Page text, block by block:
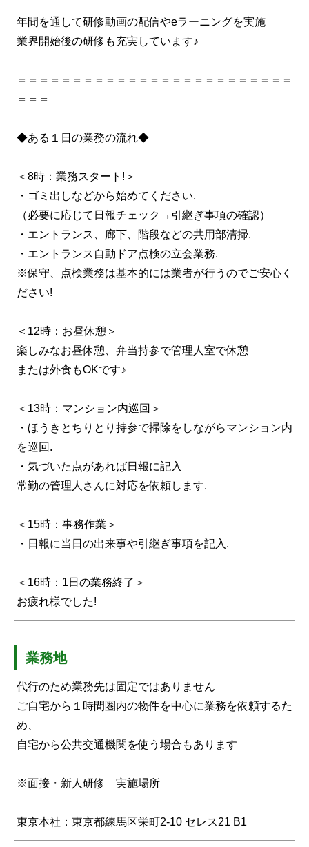
年間を通して研修動画の配信やeラーニングを実施
業界開始後の研修も充実しています♪
＝＝＝＝＝＝＝＝＝＝＝＝＝＝＝＝＝＝＝＝＝＝＝＝＝
＝＝＝
◆ある１日の業務の流れ◆
＜8時：業務スタート!＞
・ゴミ出しなどから始めてください.
（必要に応じて日報チェック→引継ぎ事項の確認）
・エントランス、廊下、階段などの共用部清掃.
・エントランス自動ドア点検の立会業務.
※保守、点検業務は基本的には業者が行うのでご安心く
ださい!
＜12時：お昼休憩＞
楽しみなお昼休憩、弁当持参で管理人室で休憩
または外食もOKです♪
＜13時：マンション内巡回＞
・ほうきとちりとり持参で掃除をしながらマンション内
を巡回.
・気づいた点があれば日報に記入
常勤の管理人さんに対応を依頼します.
＜15時：事務作業＞
・日報に当日の出来事や引継ぎ事項を記入.
＜16時：1日の業務終了＞
お疲れ様でした!
業務地
代行のため業務先は固定ではありません
ご自宅から１時間圏内の物件を中心に業務を依頼するた
め、
自宅から公共交通機関を使う場合もあります
※面接・新人研修 実施場所
東京本社：東京都練馬区栄町2-10 セレス21 B1